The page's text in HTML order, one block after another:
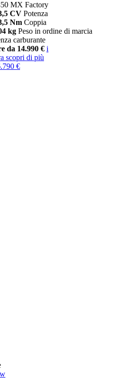
MX Factory
CV Potenza
Nm Coppia
kg Peso in ordine di marcia
carburante
da 14.990 € i
scopri di più
€